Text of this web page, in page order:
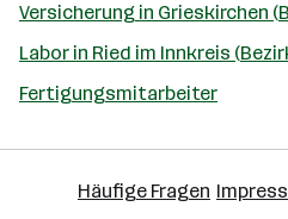
Versicherung in Grieskirchen
Labor in Ried im Innkreis
Fertigungsmitarbeiter
Häufige Fragen